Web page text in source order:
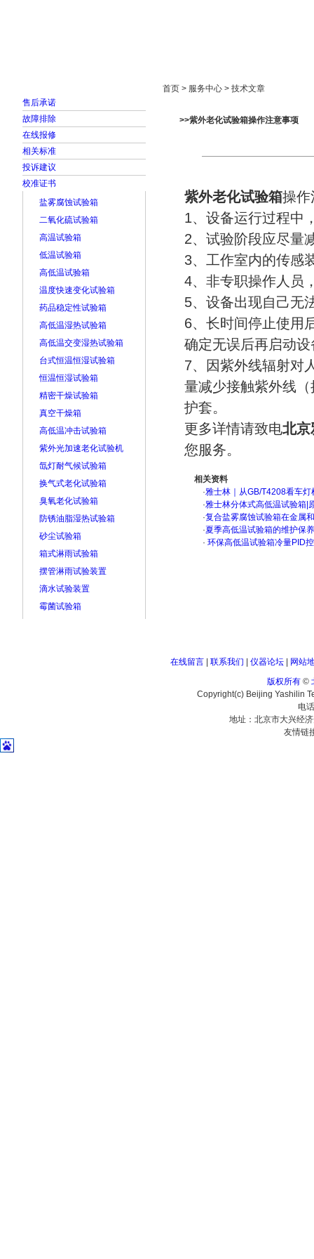
售后承诺
故障排除
在线报修
相关标准
投诉建议
校准证书
盐雾腐蚀试验箱
二氧化硫试验箱
高温试验箱
低温试验箱
高低温试验箱
温度快速变化试验箱
药品稳定性试验箱
高低温湿热试验箱
高低温交变湿热试验箱
台式恒温恒湿试验箱
恒温恒湿试验箱
精密干燥试验箱
真空干燥箱
高低温冲击试验箱
紫外光加速老化试验机
氙灯耐气候试验箱
换气式老化试验箱
臭氧老化试验箱
防锈油脂湿热试验箱
砂尘试验箱
箱式淋雨试验箱
摆管淋雨试验装置
滴水试验装置
霉菌试验箱
首页 > 服务中心 > 技术文章
>>紫外老化试验箱操作注意事项
紫外老化试验箱操作
1、设备运行过程中
2、试验阶段应尽量
3、工作室内的传感
4、非专职操作人员
5、设备出现自己无
6、长时间停止使用
确定无误后再启动设
7、因紫外线辐射对
量减少接触紫外线
护套。
更多详情请致电北京
您服务。
相关资料
·雅士林｜从GB/T4208看车
·雅士林分体式高低温试验箱|
·复合盐雾腐蚀试验箱在金属
·夏季高低温试验箱的维护保
· 环保高低温试验箱冷量PID
在线留言| 联系我们 仪器论坛|
网站
版权所有©
Copyright(c) Beijing Yashilin
电
地址：北京市大兴经
友情链